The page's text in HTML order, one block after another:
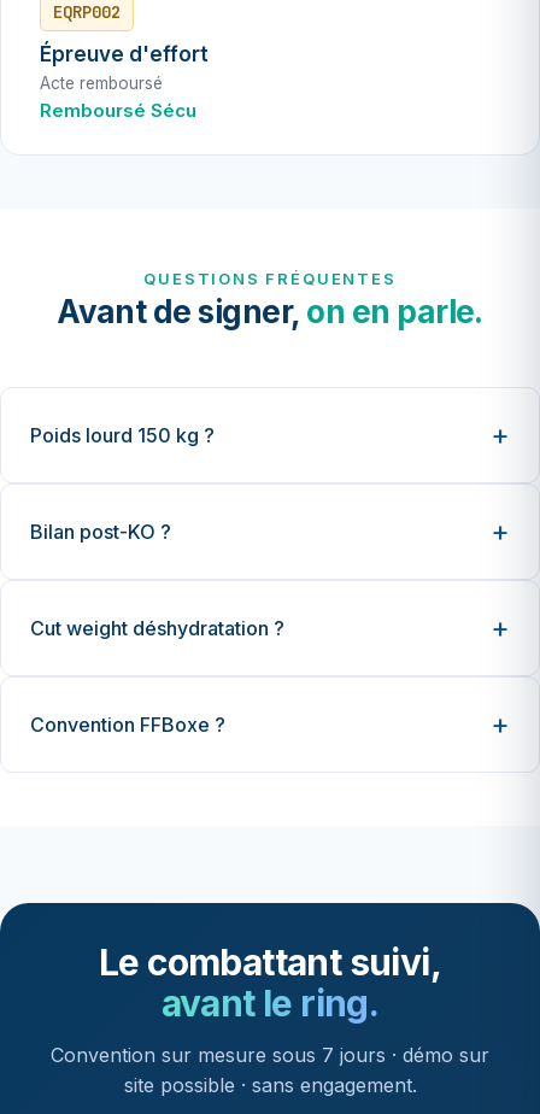
EQRP002
Épreuve d'effort
Acte remboursé
Remboursé Sécu
QUESTIONS FRÉQUENTES
Avant de signer, on en parle.
Poids lourd 150 kg ?
Bilan post-KO ?
Cut weight déshydratation ?
Convention FFBoxe ?
Le combattant suivi,
avant le ring.
Convention sur mesure sous 7 jours · démo sur
site possible · sans engagement.